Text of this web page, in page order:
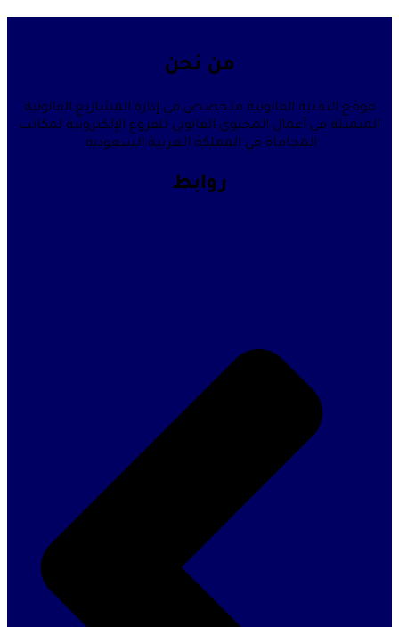
القانونية متخصص في إدارة المشاريع القانونية
أعمال المحتوى القانوني للفروع الإلكترونية لمكاتب
المحاماة في المملكة العربية السعودية.